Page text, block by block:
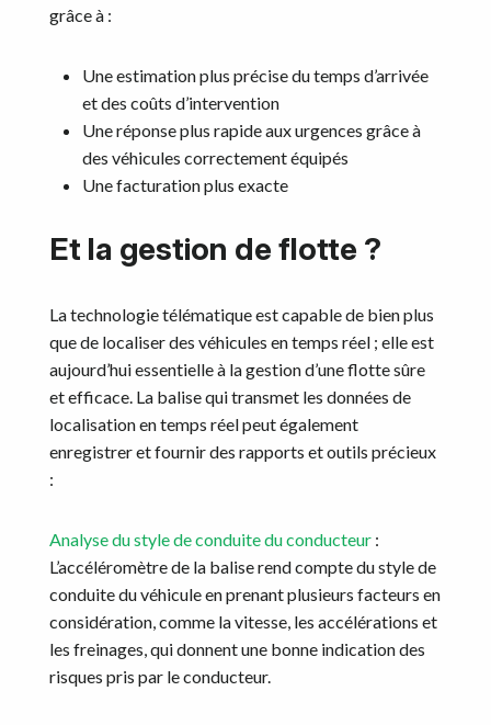
grâce à :
Une estimation plus précise du temps d’arrivée
et des coûts d’intervention
Une réponse plus rapide aux urgences grâce à
des véhicules correctement équipés
Une facturation plus exacte
Et la gestion de flotte ?
La technologie télématique est capable de bien plus
que de localiser des véhicules en temps réel ; elle est
aujourd’hui essentielle à la gestion d’une flotte sûre
et efficace. La balise qui transmet les données de
localisation en temps réel peut également
enregistrer et fournir des rapports et outils précieux
:
Analyse du style de conduite du conducteur :
L’accéléromètre de la balise rend compte du style de
conduite du véhicule en prenant plusieurs facteurs en
considération, comme la vitesse, les accélérations et
les freinages, qui donnent une bonne indication des
risques pris par le conducteur.